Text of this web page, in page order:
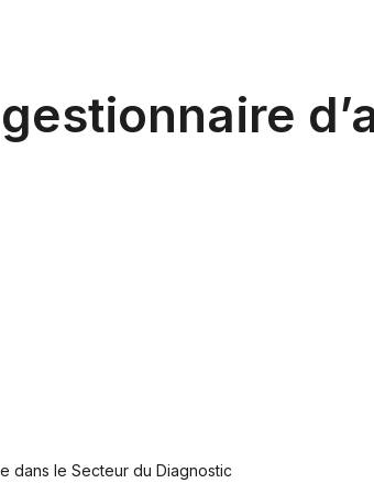
dans le Secteur du Diagnostic